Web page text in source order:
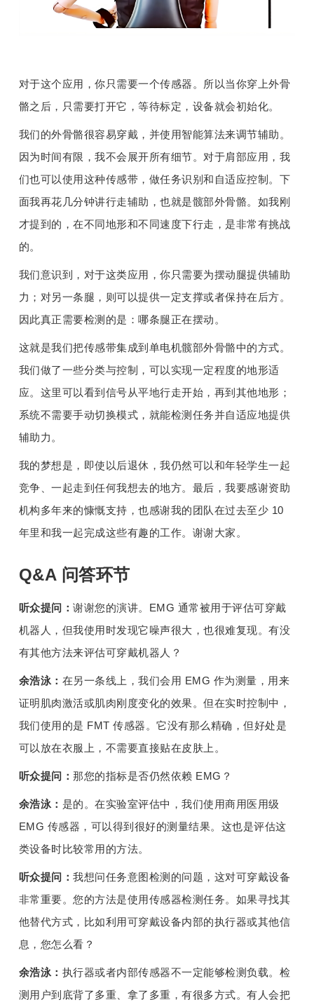
对于这个应用，你只需要一个传感器。所以当你穿上外骨
骼之后，只需要打开它，等待标定，设备就会初始化。
我们的外骨骼很容易穿戴，并使用智能算法来调节辅助。
因为时间有限，我不会展开所有细节。对于肩部应用，我
们也可以使用这种传感带，做任务识别和自适应控制。下
面我再花几分钟讲行走辅助，也就是髋部外骨骼。如我刚
才提到的，在不同地形和不同速度下行走，是非常有挑战
的。
我们意识到，对于这类应用，你只需要为摆动腿提供辅助
力；对另一条腿，则可以提供一定支撑或者保持在后方。
因此真正需要检测的是：哪条腿正在摆动。
这就是我们把传感带集成到单电机髋部外骨骼中的方式。
我们做了一些分类与控制，可以实现一定程度的地形适
应。这里可以看到信号从平地行走开始，再到其他地形；
系统不需要手动切换模式，就能检测任务并自适应地提供
辅助力。
我的梦想是，即使以后退休，我仍然可以和年轻学生一起
竞争、一起走到任何我想去的地方。最后，我要感谢资助
机构多年来的慷慨支持，也感谢我的团队在过去至少 10
年里和我一起完成这些有趣的工作。谢谢大家。
Q&A 问答环节
听众提问：谢谢您的演讲。EMG 通常被用于评估可穿戴
机器人，但我使用时发现它噪声很大，也很难复现。有没
有其他方法来评估可穿戴机器人？
余浩泳： 在另一条线上，我们会用 EMG 作为测量，用来
证明肌肉激活或肌肉刚度变化的效果。但在实时控制中，
我们使用的是 FMT 传感器。它没有那么精确，但好处是
可以放在衣服上，不需要直接贴在皮肤上。
听众提问：那您的指标是否仍然依赖 EMG？
余浩泳： 是的。在实验室评估中，我们使用商用医用级
EMG 传感器，可以得到很好的测量结果。这也是评估这
类设备时比较常用的方法。
听众提问：我想问任务意图检测的问题，这对可穿戴设备
非常重要。您的方法是使用传感器检测任务。如果寻找其
他替代方式，比如利用可穿戴设备内部的执行器或其他信
息，您怎么看？
余浩泳： 执行器或者内部传感器不一定能够检测负载。检
测用户到底背了多重、拿了多重，有很多方式。有人会把